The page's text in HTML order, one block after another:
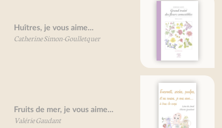
Grand traité des fleurs
comestibles
Mireille Gayet
Encornets, seiches, poulpes, et
vos cousins, je vous aime...